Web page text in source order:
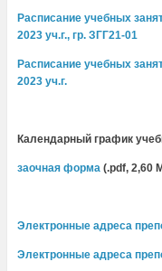
Расписание учебных
2023 уч.г., гр. ЗГГ21-01
Расписание учебных
2023 уч.г.
Календарный график
заочная форма(.pdf, 2,60
Электронные адреса
Электронные адреса